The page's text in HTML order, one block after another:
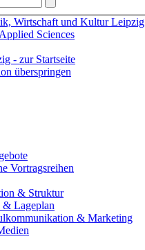
Wirtschaft und Kultur Leipzig
Sciences
überspringen
Vortragsreihen
& Struktur
& Lageplan
& Marketing